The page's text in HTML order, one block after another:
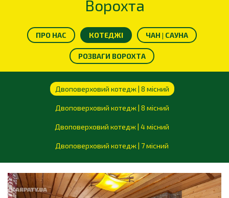
Ворохта
ПРО НАС КОТЕДЖІ ЧАН | САУНА
РОЗВАГИ ВОРОХТА
Двоповерховий котедж | 8 місний
Двоповерховий котедж | 8 місний
Двоповерховий котедж | 4 місний
Двоповерховий котедж | 7 місний